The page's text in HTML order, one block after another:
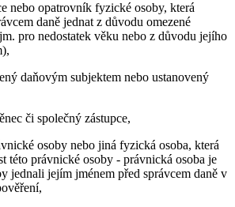
nebo opatrovník fyzické osoby, která
daně jednat z důvodu omezené
pro nedostatek věku nebo z důvodu jejího
daňovým subjektem nebo ustanovený
či společný zástupce,
osoby nebo jiná fyzická osoba, která
této právnické osoby - právnická osoba je
jednali jejím jménem před správcem daně v